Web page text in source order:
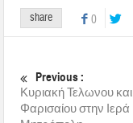
share 0
Previous :
Κυριακή Τελωνου και
Φαρισαίου στην Ιερά